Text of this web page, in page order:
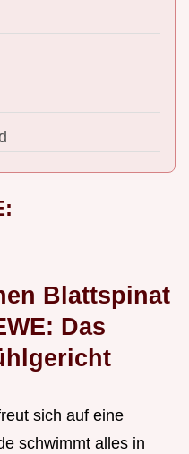
Blattspinat
Das
sich auf eine
schwimmt alles in